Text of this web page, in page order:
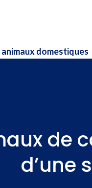
animaux domestiques
de
d’une